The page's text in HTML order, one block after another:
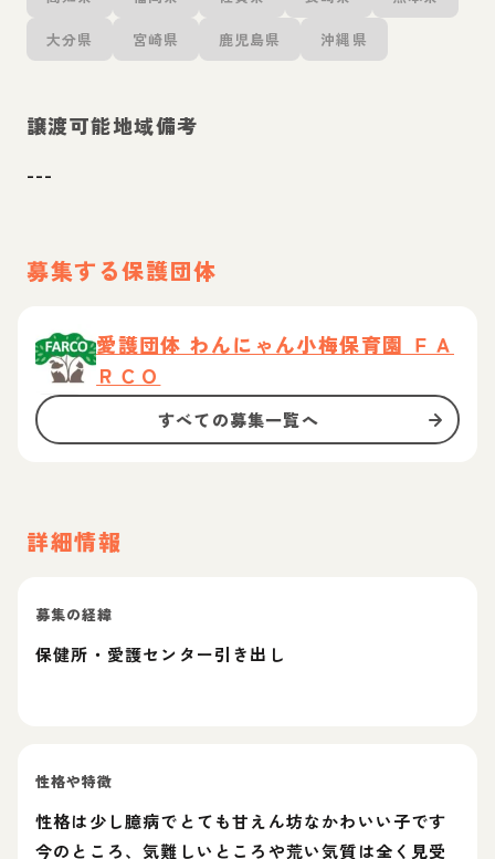
大分県 宮崎県 鹿児島県 沖縄県
譲渡可能地域備考
---
募集する保護団体
愛護団体 わんにゃん小梅保育園 ＦＡ
ＲＣＯ
すべての募集一覧へ
詳細情報
募集の経緯
保健所・愛護センター引き出し
性格や特徴
性格は少し臆病でとても甘えん坊なかわいい子です
今のところ、気難しいところや荒い気質は全く見受